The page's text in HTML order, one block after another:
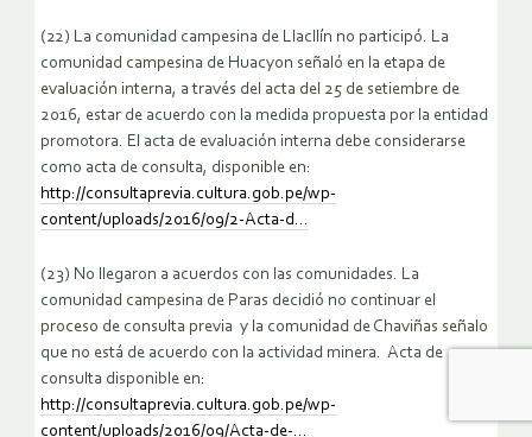
(22) La comunidad campesina de Llacllín no participó. La
comunidad campesina de Huacyon señaló en la etapa de
evaluación interna, a través del acta del 25 de setiembre de
2016, estar de acuerdo con la medida propuesta por la entidad
promotora. El acta de evaluación interna debe considerarse
como acta de consulta, disponible en:
http://consultaprevia.cultura.gob.pe/wp-
content/uploads/2016/09/2-Acta-d…
(23) No llegaron a acuerdos con las comunidades. La
comunidad campesina de Paras decidió no continuar el
proceso de consulta previa y la comunidad de Chaviñas señalo
que no está de acuerdo con la actividad minera. Acta de
consulta disponible en:
http://consultaprevia.cultura.gob.pe/wp-
content/uploads/2016/09/Acta-de-…